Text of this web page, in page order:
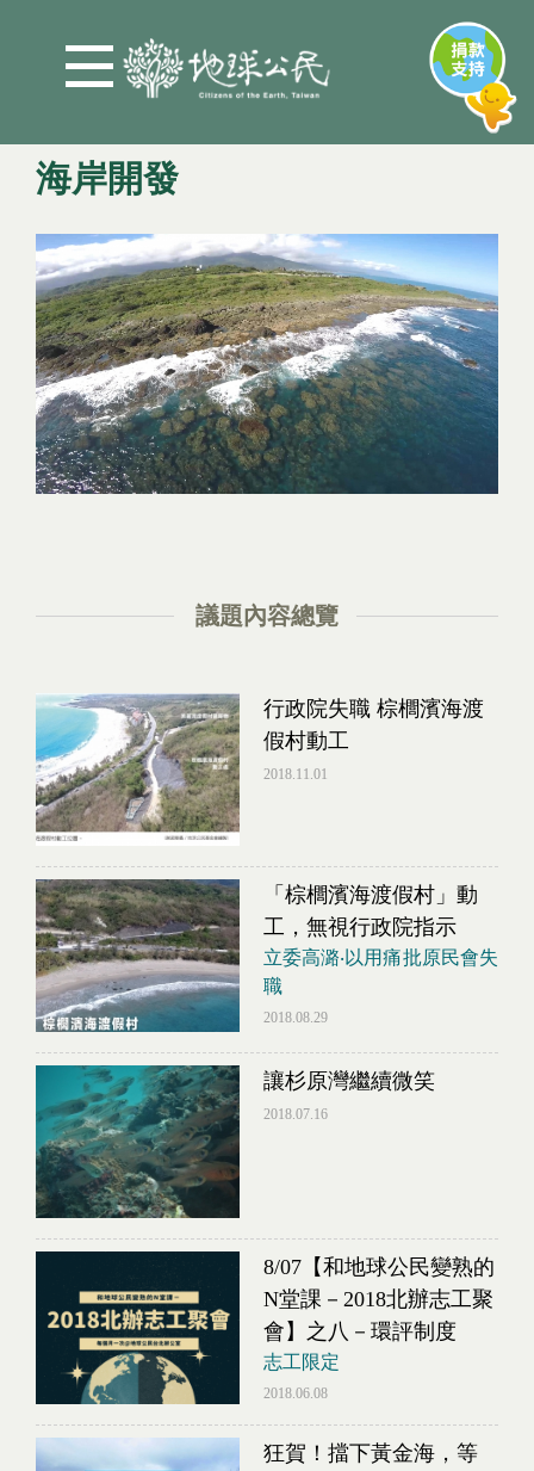
海岸開發
您在這裡
議題內容總覽
行政院失職 棕櫚濱海渡
假村動工
2018.11.01
「棕櫚濱海渡假村」動
工，無視行政院指示
立委高潞‧以用痛批原民會失
職
2018.08.29
讓杉原灣繼續微笑
2018.07.16
8/07【和地球公民變熟的
N堂課－2018北辦志工聚
會】之八－環評制度
志工限定
2018.06.08
狂賀！擋下黃金海，等